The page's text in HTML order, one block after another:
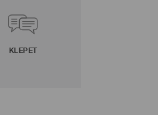
KLEPET